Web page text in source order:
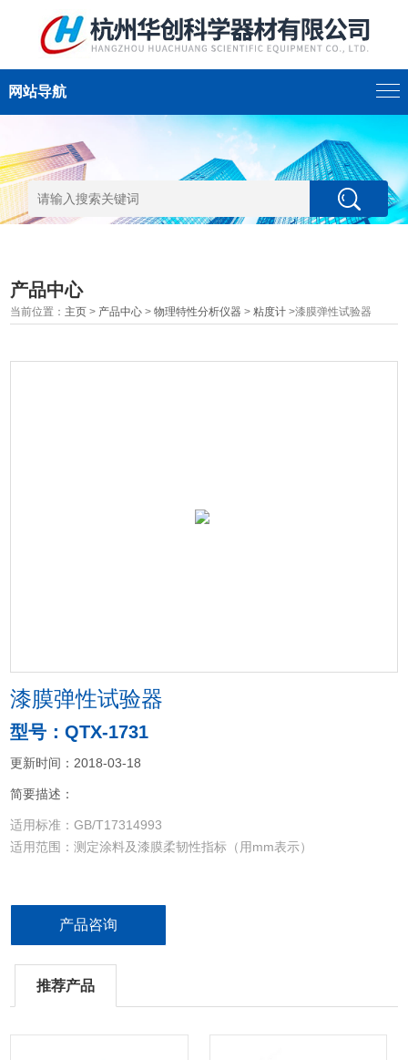
网站导航
产品中心
当前位置： 主页 > 产品中心 >物理特性分析仪器 >粘度计 >漆膜弹性试验器
漆膜弹性试验器
型号：QTX-1731
更新时间：2018-03-18
简要描述：
适用标准：GB/T17314993
适用范围：测定涂料及漆膜柔韧性指标（用mm表示）
产品咨询
推荐产品